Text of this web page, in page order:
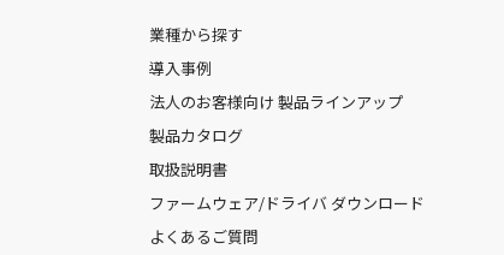
業種から探す
導入事例
法人のお客様向け 製品ラインアップ
製品カタログ
取扱説明書
ファームウェア/ドライバ ダウンロード
よくあるご質問